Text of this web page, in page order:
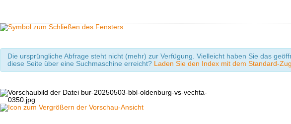
Die ursprüngliche Abfrage steht nicht (mehr) zur Verfügung. Vielleicht haben Sie das
diese Seite über eine Suchmaschine erreicht? Laden Sie den Index mit dem Standard-